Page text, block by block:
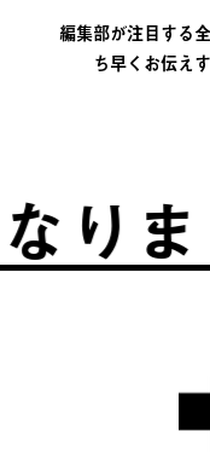
編集部が注目する
ち早くお伝え
た